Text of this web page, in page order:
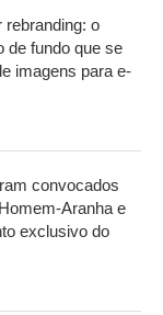
rebranding: o
de fundo que se
imagens para e-
convocados
Aranha e
exclusivo do